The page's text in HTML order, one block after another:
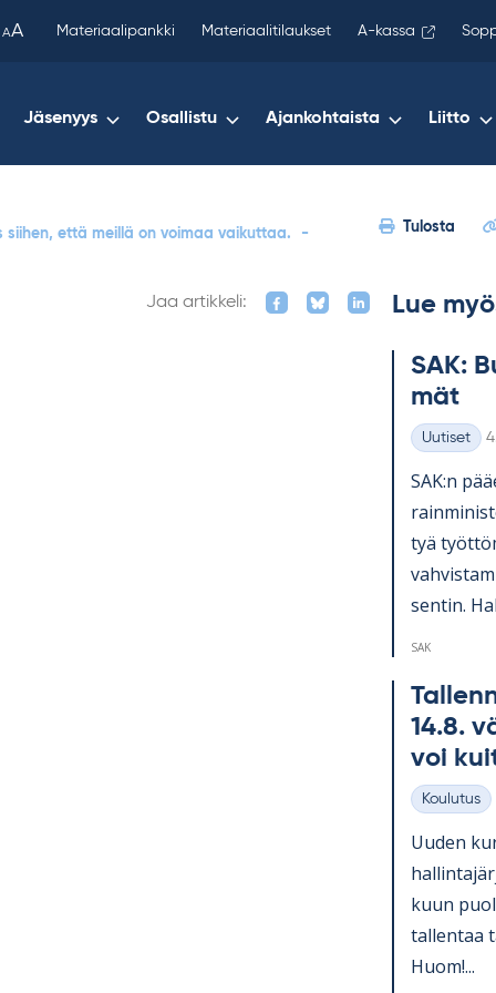
AA Materiaalipankki Materiaalitilaukset A-kassa
Jäsenyys Osallistu Ajankohtaista Liitto
että meillä on voimaa vaikuttaa.
-
Tulosta
Jaa artikkeli: Lue
SAK:
mät
Kategoriat
Uutiset
SAK:n
tyä
sen­tin.
SAK
14.8.
voi
Kategoriat
Koulutus
Uu­den
kuun
tal­len­taa
Huom!...
copied
your
clipboard.)